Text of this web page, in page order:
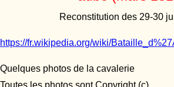
Reconstitution des 29-30
https://fr.wikipedia.org/wiki/
Quelques photos de la cavalerie
Toutes les photos sont Copyright (c)